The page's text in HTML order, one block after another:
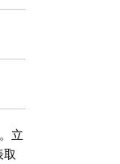
立
取